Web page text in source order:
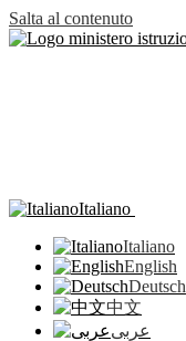
Salta al contenuto
Italiano
Italiano
English
Deutsch
中文
عربى